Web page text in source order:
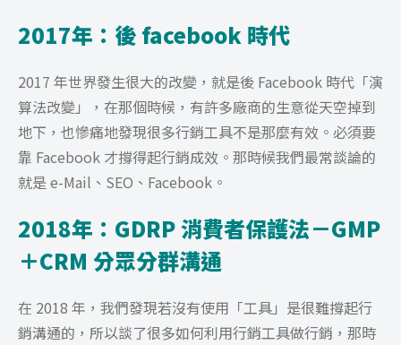
2017年：後 facebook 時代
2017 年世界發生很大的改變，就是後 Facebook 時代「演
算法改變」，在那個時候，有許多廠商的生意從天空掉到
地下，也慘痛地發現很多行銷工具不是那麼有效。必須要
靠 Facebook 才撐得起行銷成效。那時候我們最常談論的
就是 e-Mail、SEO、Facebook。
2018年：GDRP 消費者保護法－GMP
＋CRM 分眾分群溝通
在 2018 年，我們發現若沒有使用「工具」是很難撐起行
銷溝通的，所以談了很多如何利用行銷工具做行銷，那時